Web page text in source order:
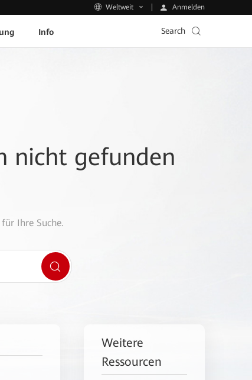
Weltweit Anmelden
Info Search
nicht gefunden
Ihre Suche.
Weitere
Ressourcen